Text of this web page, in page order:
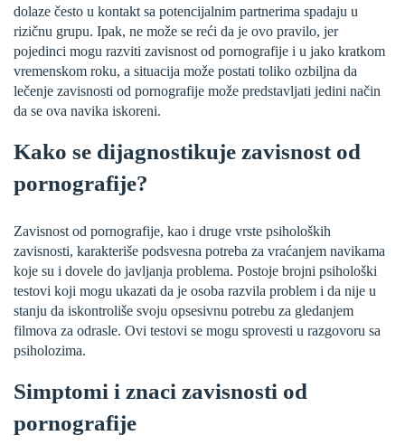
dolaze često u kontakt sa potencijalnim partnerima spadaju u
rizičnu grupu. Ipak, ne može se reći da je ovo pravilo, jer
pojedinci mogu razviti zavisnost od pornografije i u jako kratkom
vremenskom roku, a situacija može postati toliko ozbiljna da
lečenje zavisnosti od pornografije može predstavljati jedini način
da se ova navika iskoreni.
Kako se dijagnostikuje zavisnost od
pornografije?
Zavisnost od pornografije, kao i druge vrste psiholoških
zavisnosti, karakteriše podsvesna potreba za vraćanjem navikama
koje su i dovele do javljanja problema. Postoje brojni psihološki
testovi koji mogu ukazati da je osoba razvila problem i da nije u
stanju da iskontroliše svoju opsesivnu potrebu za gledanjem
filmova za odrasle. Ovi testovi se mogu sprovesti u razgovoru sa
psiholozima.
Simptomi i znaci zavisnosti od
pornografije